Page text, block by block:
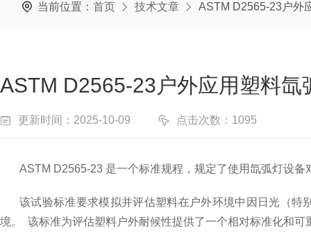
当前位置： 首页 技术文章 ASTM D2565-23户外
ASTM D2565-23户外应用塑料
更新时间：2025-10-09 点击次数：1095
ASTM D2565-23 是一个标准规程，规定了使用氙弧灯设
该试验标准要求模拟并评估塑料在户外环境中因日光（特
境。
该标准为评估塑料户外耐候性提供了一个相对标准化和